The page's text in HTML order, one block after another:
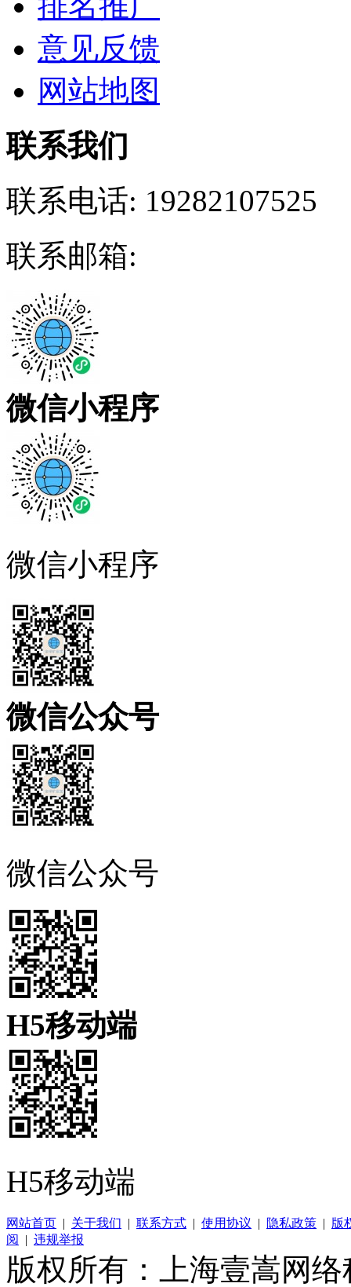
意见反馈
网站地图
联系我们
联系电话: 19282107525
联系邮箱:
微信小程序
微信小程序
微信公众号
微信公众号
H5移动端
H5移动端
网站首页 | 关于我们 | 联系方式 | 使用协议 | 隐私政策 | 版
阅
| 违规举报
版权所有：上海壹嵩网